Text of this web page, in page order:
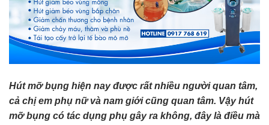
Hút mỡ bụng hiện nay được rất nhiều người quan tâm,
cả chị em phụ nữ và nam giới cũng quan tâm. Vậy hút
mỡ bụng có tác dụng phụ gây ra không, đây là điều mà